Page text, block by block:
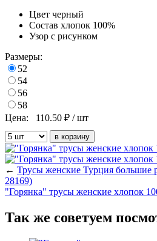
Цвет черный
Состав хлопок 100%
Узор с рисунком
Размеры:
52
54
56
58
Цена:
110.50 ₽ / шт
← Трусы женские Турция большие
28169)
"Горянка" трусы женские хлопок
Так же советуем